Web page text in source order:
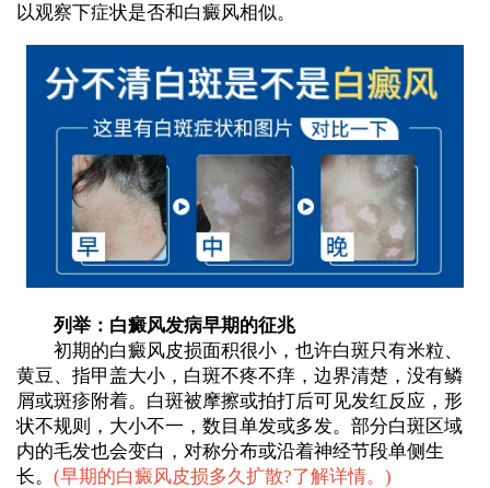
以观察下症状是否和白癜风相似。
列举：白癜风发病早期的征兆
初期的白癜风皮损面积很小，也许白斑只有米粒、
黄豆、指甲盖大小，白斑不疼不痒，边界清楚，没有鳞
屑或斑疹附着。白斑被摩擦或拍打后可见发红反应，形
状不规则，大小不一，数目单发或多发。部分白斑区域
内的毛发也会变白，对称分布或沿着神经节段单侧生
长。 (早期的白癜风皮损多久扩散?了解详情。 )